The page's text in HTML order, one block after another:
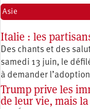
Asie
Italie : les
Des chants et des
samedi 13 juin, le
à demander
Trump prive les
de leur vie, mais